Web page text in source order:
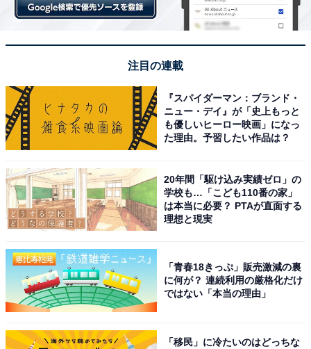
Bose QuietComfort Ultra Earbuds ノイズキャンセリン
グ Bluetooth 完全ワイヤレス イヤホン 空間オーディオ
マイク付 最大6時間再生 急速充電 ブラック
Amazonで見る
Bose「QuietComfort Ultra Earbuds（第2世代）」
ノイズキャンセリング Bluetooth イヤホン 最長6時間連
注目の連載
『スパイダーマン：ブランド・
ニュー・デイ』が「史上もっと
も優しいヒーロー映画」になっ
た理由。予習したい作品は？
20年間「駆け込み実績ゼロ」の
学校も…「こども110番の家」
は本当に必要？ PTAが直面する
理想と現実
「青春18きっぷ」販売激減の裏
に何が？ 連続利用の厳格化だけ
ではない「本当の理由」
「移民」に冷たいのはどっちな